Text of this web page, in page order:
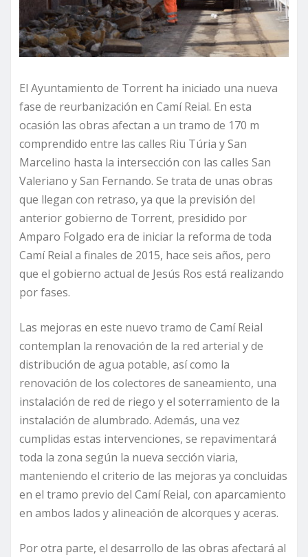
El Ayuntamiento de Torrent ha iniciado una nueva
fase de reurbanización en Camí Reial. En esta
ocasión las obras afectan a un tramo de 170 m
comprendido entre las calles Riu Túria y San
Marcelino hasta la intersección con las calles San
Valeriano y San Fernando. Se trata de unas obras
que llegan con retraso, ya que la previsión del
anterior gobierno de Torrent, presidido por
Amparo Folgado era de iniciar la reforma de toda
Camí Reial a finales de 2015, hace seis años, pero
que el gobierno actual de Jesús Ros está realizando
por fases.
Las mejoras en este nuevo tramo de Camí Reial
contemplan la renovación de la red arterial y de
distribución de agua potable, así como la
renovación de los colectores de saneamiento, una
instalación de red de riego y el soterramiento de la
instalación de alumbrado. Además, una vez
cumplidas estas intervenciones, se repavimentará
toda la zona según la nueva sección viaria,
manteniendo el criterio de las mejoras ya concluidas
en el tramo previo del Camí Reial, con aparcamiento
en ambos lados y alineación de alcorques y aceras.
Por otra parte, el desarrollo de las obras afectará al